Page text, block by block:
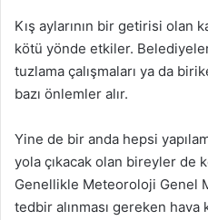
Kış aylarının bir getirisi olan
kötü yönde etkiler.
tuzlama çalışmaları ya da
bazı önlemler alır.
Yine de bir anda hepsi
yola çıkacak olan bireyler de
Genellikle Meteoroloji Genel
tedbir alınması gereken hava